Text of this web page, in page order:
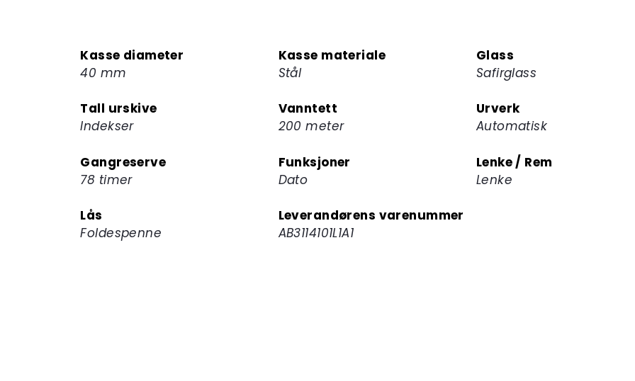
deg
på
for
dette
Kasse diameter
40 mm
Kasse materiale
Stål
Glass
Safirglass
Tall urskive
Indekser
Vanntett
200 meter
Urverk
Automatisk
Gangreserve
78 timer
Funksjoner
Dato
Lenke / Rem
Lenke
Lås
Foldespenne
Leverandørens varenummer
AB3114101L1A1